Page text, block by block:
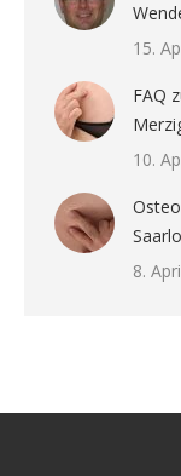
15.
FAQ
10.
8.